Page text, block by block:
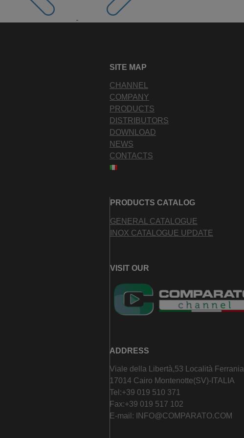
SITE MAP
CHANNEL
COMPANY
PRODUCTS
DISTRIBUTORS
DOWNLOAD
NEWS
CONTACTS
PRODUCTS CATALOG
GENERAL CATALOGUE
INOX CATALOGUE UPDATE
VISIT OUR
ADDRESS
Viale della Libertà,53 Località Ferrania
17014 Cairo Montenotte(SV)-ITALIA
Tel:+39 019 510 371
Fax:+39 019 517 102
E-mail:
INFO@COMPARATO.COM